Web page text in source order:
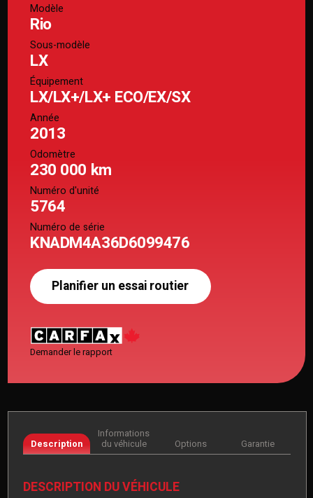
Modèle
Rio
Sous-modèle
LX
Équipement
LX/LX+/LX+ ECO/EX/SX
Année
2013
Odomètre
230 000 km
Numéro d'unité
5764
Numéro de série
KNADM4A36D6099476
Planifier un essai routier
Demander le rapport
Description
Informations
du véhicule
Options Garantie
DESCRIPTION DU VÉHICULE